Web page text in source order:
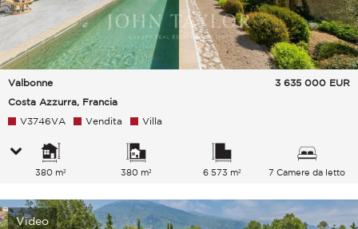
Valbonne
Costa Azzurra, Francia
3 635 000 EUR
V3746VA Vendita Villa
380 m² 380 m² 6 573 m² 7 Camere da letto
Video